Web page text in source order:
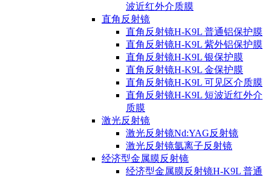
波近红外介质膜
直角反射镜
直角反射镜H-K9L 普通铝保护膜
直角反射镜H-K9L 紫外铝保护膜
直角反射镜H-K9L 银保护膜
直角反射镜H-K9L 金保护膜
直角反射镜H-K9L 可见区介质膜
直角反射镜H-K9L 短波近红外介
质膜
激光反射镜
激光反射镜Nd:YAG反射镜
激光反射镜氩离子反射镜
经济型金属膜反射镜
经济型金属膜反射镜H-K9L 普通